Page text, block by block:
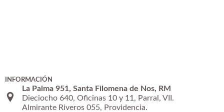
INFORMACIÓN
La Palma 951, Santa Filomena de Nos, RM
Dieciocho 640, Oficinas 10 y 11, Parral, VII.
Almirante Riveros 055, Providencia.